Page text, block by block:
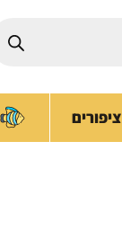
ציפורים